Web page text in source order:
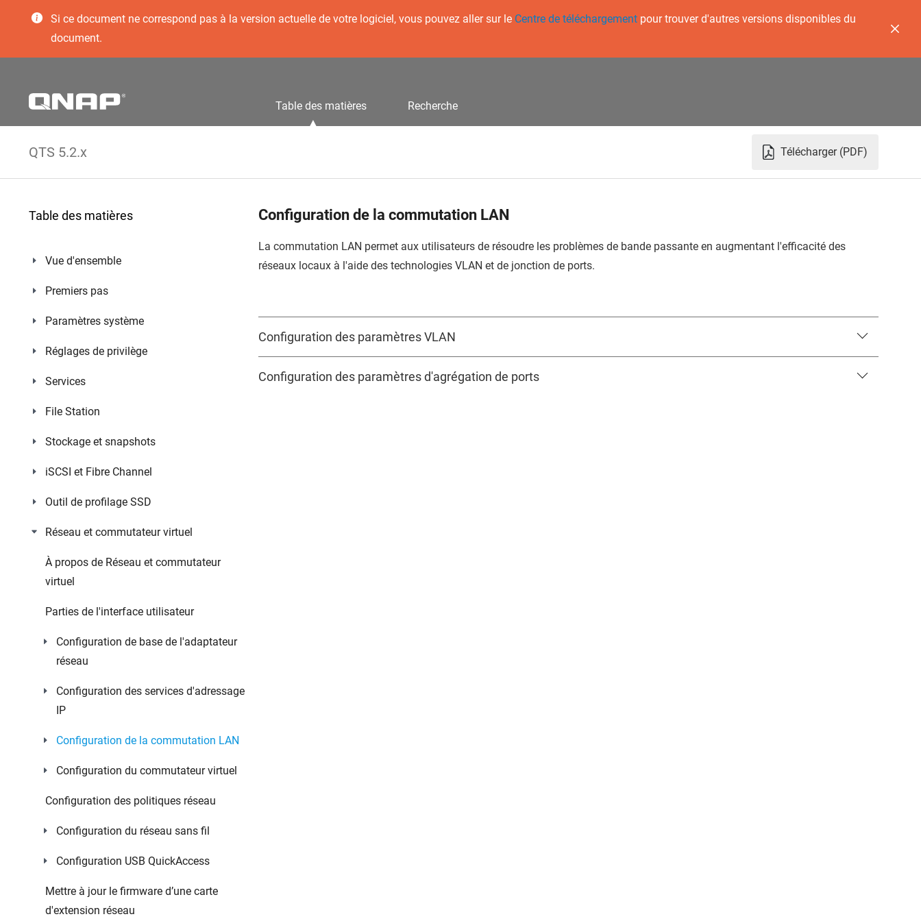
Si ce document ne correspond pas à la version actuelle de votre logiciel, vous pouvez aller sur le Centre de téléchargementpour trouver d'autres versions disponibles du
document.
Table des matières Recherche
QTS 5.2.x Télécharger (PDF)
Table des matières
Vue d'ensemble
Premiers pas
Paramètres système
Réglages de privilège
Services
File Station
Stockage et snapshots
iSCSI et Fibre Channel
Outil de profilage SSD
Réseau et commutateur virtuel
À propos de Réseau et commutateur
virtuel
Parties de l'interface utilisateur
Configuration de base de l'adaptateur
réseau
Configuration des services d'adressage
IP
Configuration de la commutation LAN
Configuration du commutateur virtuel
Configuration des politiques réseau
Configuration du réseau sans fil
Configuration USB QuickAccess
Mettre à jour le firmware d’une carte
d'extension réseau
Configuration de la commutation LAN
La commutation LAN permet aux utilisateurs de résoudre les problèmes de bande passante en augmentant l'efficacité des
réseaux locaux à l'aide des technologies VLAN et de jonction de ports.
Configuration des paramètres VLAN
Configuration des paramètres d'agrégation de ports